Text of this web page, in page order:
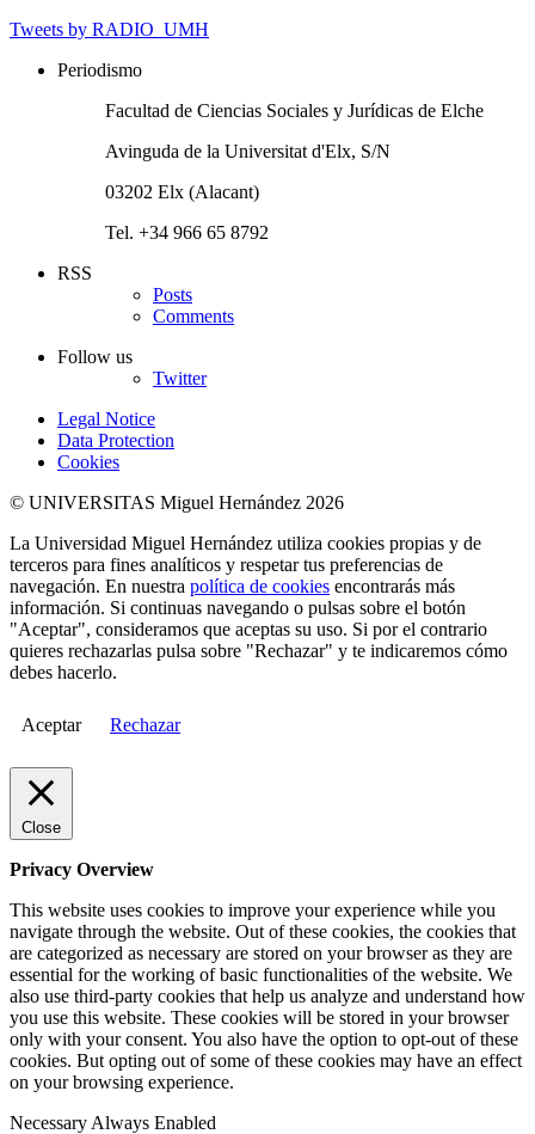
Tweets by RADIO_UMH
Periodismo
Facultad de Ciencias Sociales y Jurídicas de Elche
Avinguda de la Universitat d'Elx, S/N
03202 Elx (Alacant)
Tel. +34 966 65 8792
RSS
Posts
Comments
Follow us
Twitter
Legal Notice
Data Protection
Cookies
© UNIVERSITAS Miguel Hernández 2026
La Universidad Miguel Hernández utiliza cookies propias y de
terceros para fines analíticos y respetar tus preferencias de
navegación. En nuestra política de cookies encontrarás más
información. Si continuas navegando o pulsas sobre el botón
"Aceptar", consideramos que aceptas su uso. Si por el contrario
quieres rechazarlas pulsa sobre "Rechazar" y te indicaremos cómo
debes hacerlo.
Aceptar Rechazar
Close
Privacy Overview
This website uses cookies to improve your experience while you
navigate through the website. Out of these cookies, the cookies that
are categorized as necessary are stored on your browser as they are
essential for the working of basic functionalities of the website. We
also use third-party cookies that help us analyze and understand how
you use this website. These cookies will be stored in your browser
only with your consent. You also have the option to opt-out of these
cookies. But opting out of some of these cookies may have an effect
on your browsing experience.
Necessary Always Enabled